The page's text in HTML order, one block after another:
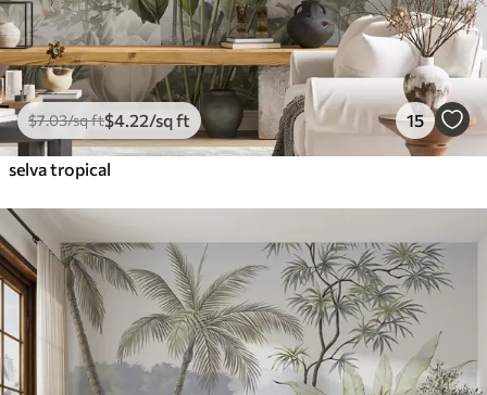
$7.03/sq ft$4 .22/sq ft 15
selva tropical